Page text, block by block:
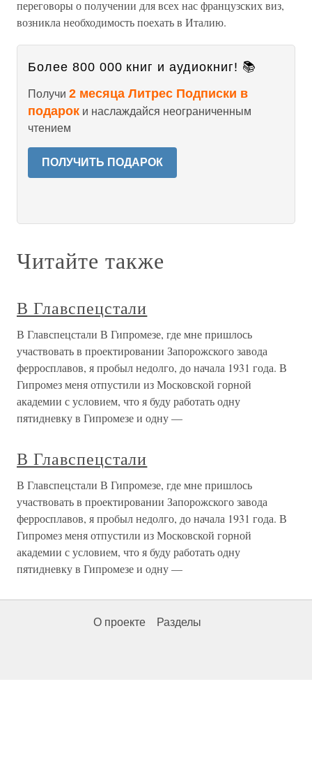
переговоры о получении для всех нас французских виз,
возникла необходимость поехать в Италию.
Более 800 000 книг и аудиокниг! 📚
Получи 2 месяца Литрес Подписки в
подарок и наслаждайся неограниченным
чтением
ПОЛУЧИТЬ ПОДАРОК
Читайте также
В Главспецстали
В Главспецстали В Гипромезе, где мне пришлось
участвовать в проектировании Запорожского завода
ферросплавов, я пробыл недолго, до начала 1931 года. В
Гипромез меня отпустили из Московской горной
академии с условием, что я буду работать одну
пятидневку в Гипромезе и одну —
В Главспецстали
В Главспецстали В Гипромезе, где мне пришлось
участвовать в проектировании Запорожского завода
ферросплавов, я пробыл недолго, до начала 1931 года. В
Гипромез меня отпустили из Московской горной
академии с условием, что я буду работать одну
пятидневку в Гипромезе и одну —
О проекте Разделы